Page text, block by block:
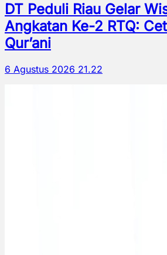
DT Peduli Riau Gelar
Angkatan Ke-2 RTQ:
Qur’ani
6 Agustus 2026 21.22